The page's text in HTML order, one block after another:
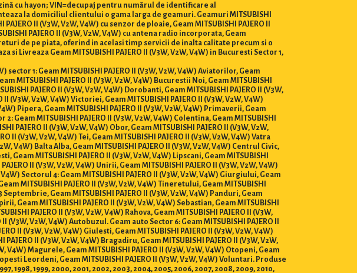
cu hayon; VIN=decupaj pentru numărul de identificare al
la domiciliul clientului o gama larga de geamuri. Geamuri MITSUBISHI
II (V3W, V2W, V4W) cu senzor de ploaie, Geam MITSUBISHI PAJERO II
PAJERO II (V3W, V2W, V4W) cu antena radio incorporata, Geam
de pe piata, oferind in acelasi timp servicii de inalta calitate precum si o
Geam MITSUBISHI PAJERO II (V3W, V2W, V4W) in Bucuresti Sector 1,
1: Geam MITSUBISHI PAJERO II (V3W, V2W, V4W) Aviatorilor, Geam
MITSUBISHI PAJERO II (V3W, V2W, V4W) Bucurestii Noi, Geam MITSUBISHI
PAJERO II (V3W, V2W, V4W) Dorobanti, Geam MITSUBISHI PAJERO II (V3W,
(V3W, V2W, V4W) Victoriei, Geam MITSUBISHI PAJERO II (V3W, V2W, V4W)
Pipera, Geam MITSUBISHI PAJERO II (V3W, V2W, V4W) Primaverii, Geam
Geam MITSUBISHI PAJERO II (V3W, V2W, V4W) Colentina, Geam MITSUBISHI
PAJERO II (V3W, V2W, V4W) Obor, Geam MITSUBISHI PAJERO II (V3W, V2W,
II (V3W, V2W, V4W) Tei, Geam MITSUBISHI PAJERO II (V3W, V2W, V4W) Vatra
V4W) Balta Alba, Geam MITSUBISHI PAJERO II (V3W, V2W, V4W) Centrul Civic,
Geam MITSUBISHI PAJERO II (V3W, V2W, V4W) Lipscani, Geam MITSUBISHI
II (V3W, V2W, V4W) Unirii, Geam MITSUBISHI PAJERO II (V3W, V2W, V4W)
Sectorul 4: Geam MITSUBISHI PAJERO II (V3W, V2W, V4W) Giurgiului, Geam
MITSUBISHI PAJERO II (V3W, V2W, V4W) Tineretului, Geam MITSUBISHI
Septembrie, Geam MITSUBISHI PAJERO II (V3W, V2W, V4W) Panduri, Geam
Geam MITSUBISHI PAJERO II (V3W, V2W, V4W) Sebastian, Geam MITSUBISHI
PAJERO II (V3W, V2W, V4W) Rahova, Geam MITSUBISHI PAJERO II (V3W,
(V3W, V2W, V4W) Autobuzul. Geam auto Sector 6: Geam MITSUBISHI PAJERO II
II (V3W, V2W, V4W) Giulesti, Geam MITSUBISHI PAJERO II (V3W, V2W, V4W)
II (V3W, V2W, V4W) Bragadiru, Geam MITSUBISHI PAJERO II (V3W, V2W,
V4W) Magurele, Geam MITSUBISHI PAJERO II (V3W, V2W, V4W) Otopeni, Geam
Leordeni, Geam MITSUBISHI PAJERO II (V3W, V2W, V4W) Voluntari. Produse
1998, 1999, 2000, 2001, 2002, 2003, 2004, 2005, 2006, 2007, 2008, 2009, 2010,